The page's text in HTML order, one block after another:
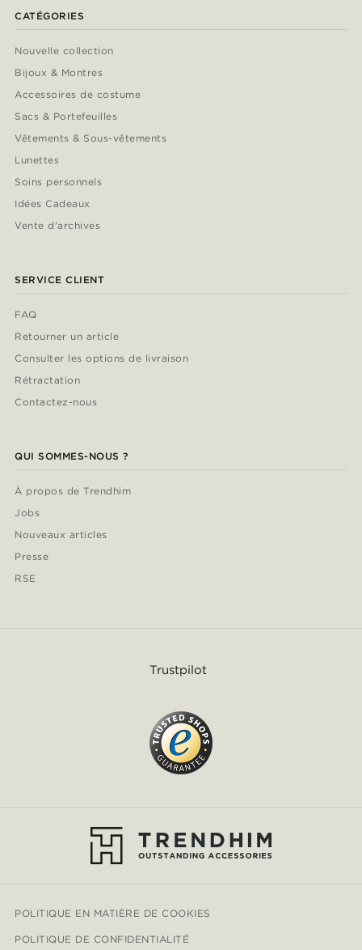
CATÉGORIES
Nouvelle collection
Bijoux & Montres
Accessoires de costume
Sacs & Portefeuilles
Vêtements & Sous-vêtements
Lunettes
Soins personnels
Idées Cadeaux
Vente d'archives
SERVICE CLIENT
FAQ
Retourner un article
Consulter les options de livraison
Rétractation
Contactez-nous
QUI SOMMES-NOUS ?
À propos de Trendhim
Jobs
Nouveaux articles
Presse
RSE
Trustpilot
POLITIQUE EN MATIÈRE DE COOKIES
POLITIQUE DE CONFIDENTIALITÉ